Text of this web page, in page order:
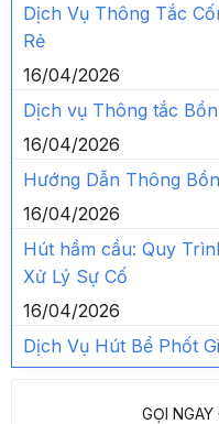
Dịch Vụ Thông Tắc
Rẻ
16/04/2026
Dịch vụ Thông tắc
16/04/2026
Hướng Dẫn Thông
16/04/2026
Hút hầm cầu: Quy
Xử Lý Sự Cố
16/04/2026
Dịch Vụ Hút Bể Phốt
GỌI